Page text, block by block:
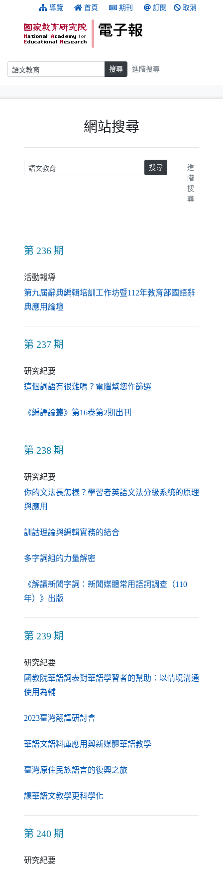
跳到主要內容 導覽 首頁 期刊 訂閱 取消
搜尋 搜尋 進階搜尋
網站搜尋
請輸入關鍵字 搜尋
進
階
搜
尋
第 236 期
活動報導
第九屆辭典編輯培訓工作坊暨112年教育部國語辭
典應用論壇（另開新視窗）
第 237 期
研究紀要
這個詞語有很難嗎？電腦幫您作篩選（另開新視窗）
《編譯論叢》第16卷第2期出刊
第 238 期
研究紀要
你的文法長怎樣？學習者英語文法分級系統的原理
與應用
訓詁理論與編輯實務的結合（另開新視窗）
多字詞組的力量解密
《解讀新聞字詞：新聞媒體常用語詞調查（110
年）》出版
第 239 期
研究紀要
國教院華語詞表對華語學習者的幫助：以情境溝通
使用為輔（另開新視窗）
2023臺灣翻譯研討會（另開新視窗）
華語文語料庫應用與新媒體華語教學（另開新視窗）
臺灣原住民族語言的復興之旅（另開新視窗）
讓華語文教學更科學化（另開新視窗）
第 240 期
研究紀要